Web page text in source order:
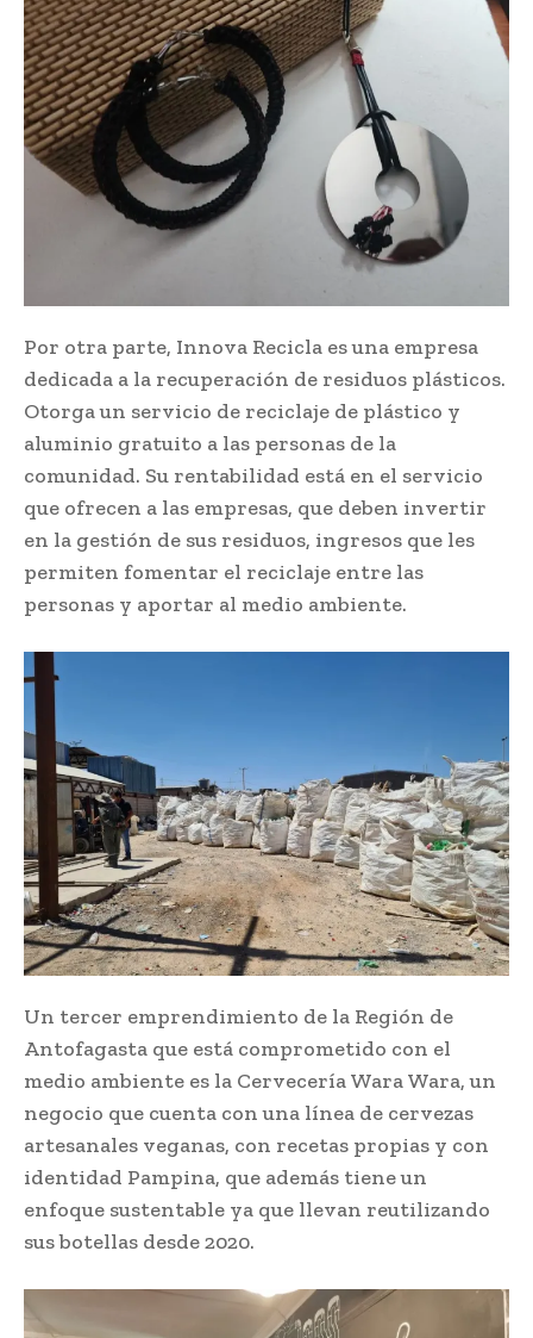
Por otra parte, Innova Recicla es una empresa
dedicada a la recuperación de residuos plásticos.
Otorga un servicio de reciclaje de plástico y
aluminio gratuito a las personas de la
comunidad. Su rentabilidad está en el servicio
que ofrecen a las empresas, que deben invertir
en la gestión de sus residuos, ingresos que les
permiten fomentar el reciclaje entre las
personas y aportar al medio ambiente.
Un tercer emprendimiento de la Región de
Antofagasta que está comprometido con el
medio ambiente es la Cervecería Wara Wara, un
negocio que cuenta con una línea de cervezas
artesanales veganas, con recetas propias y con
identidad Pampina, que además tiene un
enfoque sustentable ya que llevan reutilizando
sus botellas desde 2020.